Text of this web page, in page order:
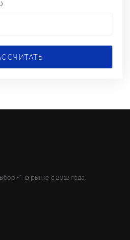
+" на рынке с 2012 года.